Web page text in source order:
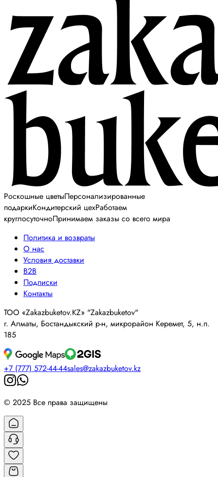
Роскошные цветыПерсонализированные
подаркиКондитерский цехРаботаем
круглосуточноПринимаем заказы со всего мира
Политика и возвраты
О нас
Условия доставки
B2B
Подписки
Контакты
ТОО «Zakazbuketov.KZ» "Zakazbuketov"
г. Алматы, Бостандыкский р-н, микрорайон Керемет, 5, н.п.
185
+7 (777) 572-44-44sales@zakazbuketov.kz
© 2025 Все права защищены